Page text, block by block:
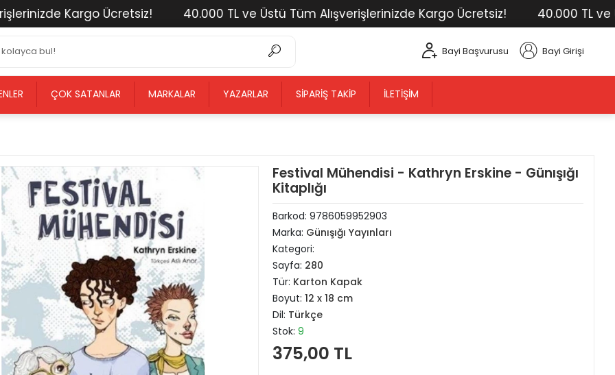
Kargo Ücretsiz! 40.000 TL ve Üstü Tüm Alışverişlerinizde Kargo Ücretsiz! 40.000 TL ve Üstü
Bayi Başvurusu Bayi Girişi
ÇOK SATANLAR MARKALAR YAZARLAR SIPARIŞ TAKIP İLETIŞIM
Festival Mühendisi - Kathryn Erskine - Günışığı
Kitaplığı
Barkod: 9786059952903
Marka: Günışığı Yayınları
Kategori:
Sayfa: 280
Tür: Karton Kapak
Boyut: 12 x 18 cm
Dil: Türkçe
Stok: 9
375,00 TL